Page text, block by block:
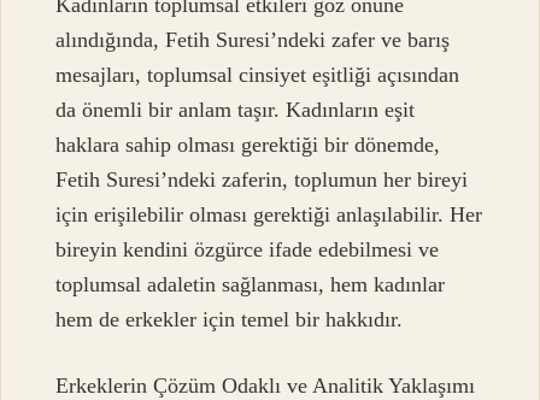
alındığında, Fetih Suresi’ndeki zafer ve barış
mesajları, toplumsal cinsiyet eşitliği açısından
da önemli bir anlam taşır. Kadınların eşit
haklara sahip olması gerektiği bir dönemde,
Fetih Suresi’ndeki zaferin, toplumun her bireyi
için erişilebilir olması gerektiği anlaşılabilir. Her
bireyin kendini özgürce ifade edebilmesi ve
toplumsal adaletin sağlanması, hem kadınlar
hem de erkekler için temel bir hakkıdır.
Erkeklerin Çözüm Odaklı ve Analitik Yaklaşımı